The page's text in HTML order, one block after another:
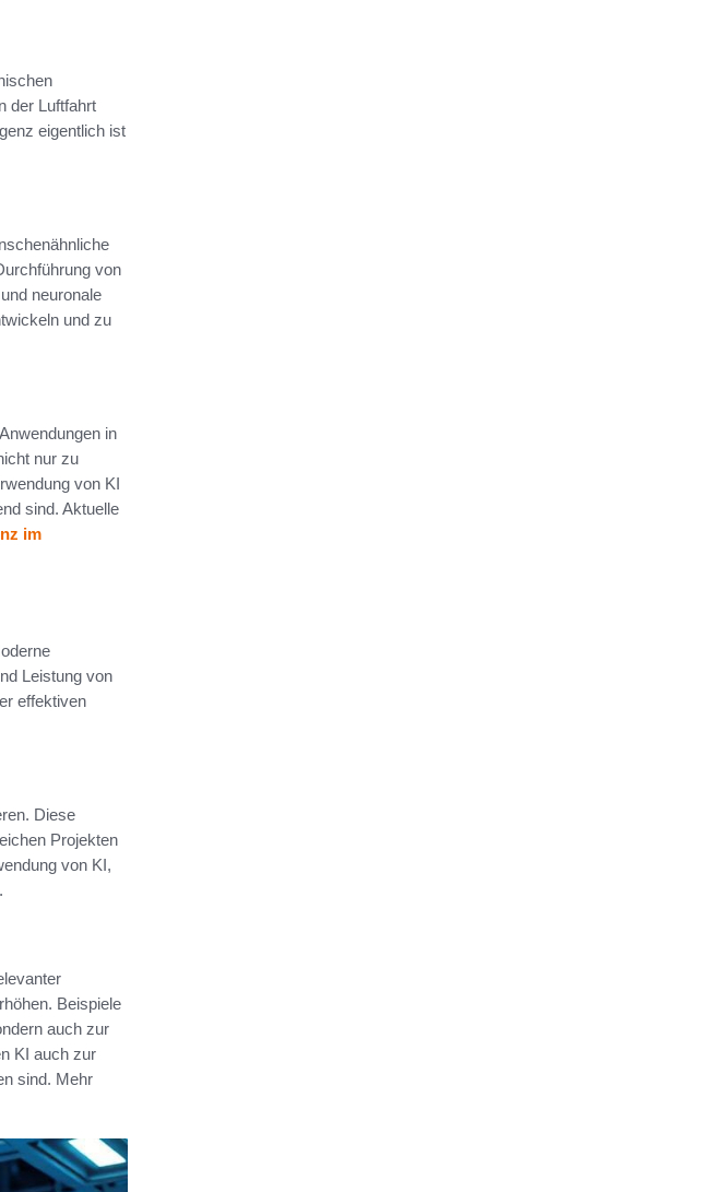
der Luftfahrt
eigentlich ist
von
neuronale
und zu
in
nur zu
von KI
sind. Aktuelle
im
Leistung von
effektiven
Diese
Projekten
von KI,
Beispiele
auch zur
KI auch zur
sind. Mehr